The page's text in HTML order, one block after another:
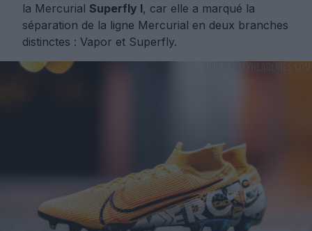
la Mercurial Superfly I, car elle a marqué la
séparation de la ligne Mercurial en deux branches
distinctes : Vapor et Superfly.